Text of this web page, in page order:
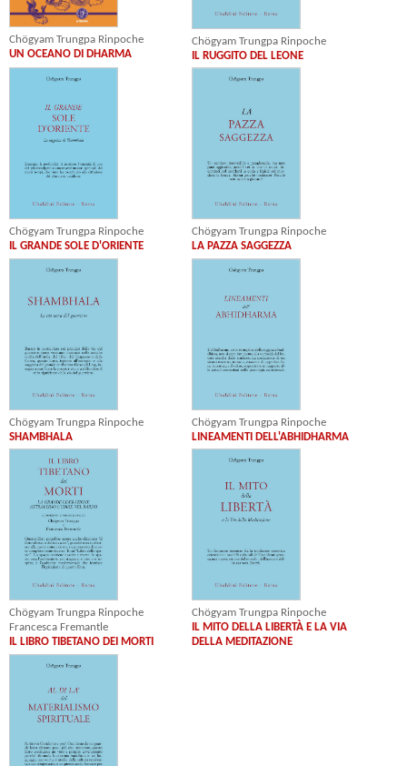
Chögyam Trungpa Rinpoche
UN OCEANO DI DHARMA
Chögyam Trungpa Rinpoche
IL RUGGITO DEL LEONE
Chögyam Trungpa Rinpoche
IL GRANDE SOLE D'ORIENTE
Chögyam Trungpa Rinpoche
LA PAZZA SAGGEZZA
Chögyam Trungpa Rinpoche
SHAMBHALA
Chögyam Trungpa Rinpoche
LINEAMENTI DELL'ABHIDHARMA
Chögyam Trungpa Rinpoche
Francesca Fremantle
IL LIBRO TIBETANO DEI MORTI
Chögyam Trungpa Rinpoche
IL MITO DELLA LIBERTÀ E LA VIA
DELLA MEDITAZIONE